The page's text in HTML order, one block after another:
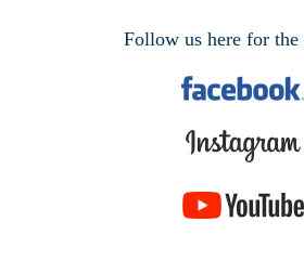
Follow us here for the